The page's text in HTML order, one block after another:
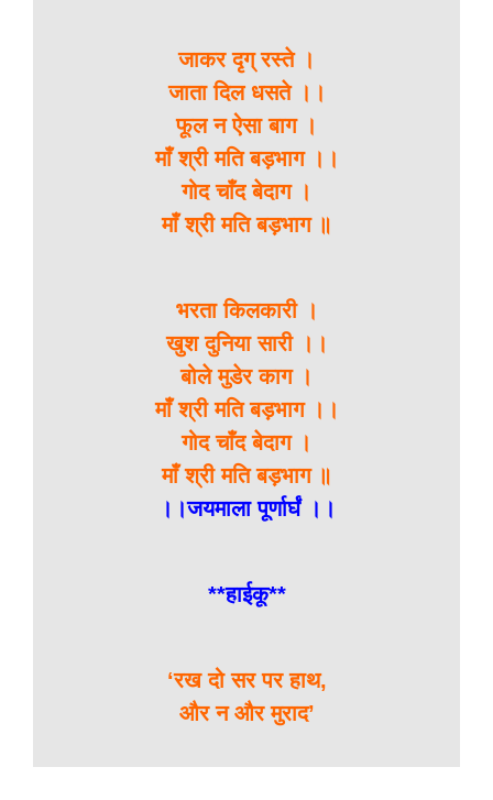
जाकर दृग् रस्ते ।
जाता दिल धसते ।।
फूल न ऐसा बाग ।
माँ श्री मति बड़भाग ।।
गोद चाँद बेदाग ।
माँ श्री मति बड़भाग ॥
भरता किलकारी ।
खुश दुनिया सारी ।।
बोले मुडेर काग ।
माँ श्री मति बड़भाग ।।
गोद चाँद बेदाग ।
माँ श्री मति बड़भाग ॥
।।जयमाला पूर्णार्घं ।।
**हाईकू**
‘रख दो सर पर हाथ,
और न और मुराद’